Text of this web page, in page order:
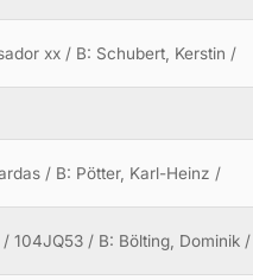
xx / B: Schubert, Kerstin /
/ B: Pötter, Karl-Heinz /
104JQ53 / B: Bölting, Dominik /